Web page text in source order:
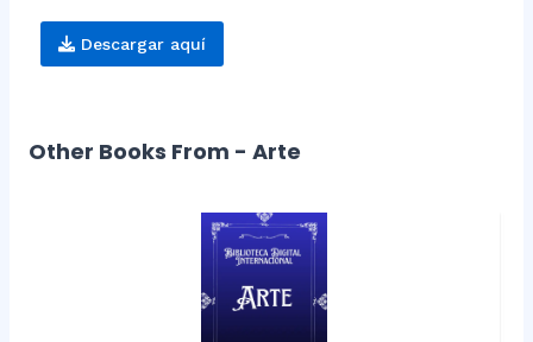
Descargar aquí
Other Books From - Arte